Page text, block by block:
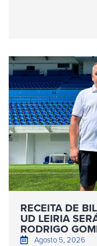
RECEITA DE
UD LEIRIA
RODRIGO
Agosto 5, 2026